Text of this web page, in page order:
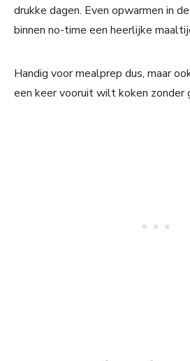
drukke dagen. Even opwarmen in
binnen no-time een heerlijke
Handig voor mealprep dus, maar
een keer vooruit wilt koken zonder